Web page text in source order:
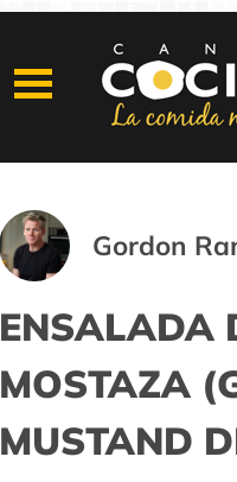
Gordon
ENSALADA
MOSTAZA
MUSTAND